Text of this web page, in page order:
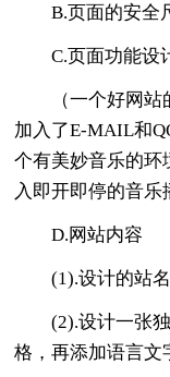
B.页面的安全尺
C.页面功能设
（一个好网站的
加入了E-MAIL和
个有美妙音乐的环
入即开即停的音乐
D.网站内容
(1).设计的站名
(2).设计一张独
格，再添加语言文